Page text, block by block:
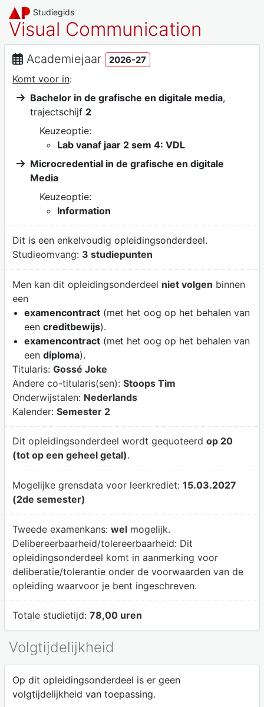
Studiegids
Visual Communication
Academiejaar 2026-27
Komt voor in:
Bachelor in de grafische en digitale media,
trajectschijf 2
Keuzeoptie:
Lab vanaf jaar 2 sem 4: VDL
Microcredential in de grafische en digitale
Media
Keuzeoptie:
Information
Dit is een enkelvoudig opleidingsonderdeel.
Studieomvang: 3 studiepunten
Men kan dit opleidingsonderdeel niet volgen binnen
een
examencontract(met het oog op het behalen van
een creditbewijs).
examencontract(met het oog op het behalen van
een diploma).
Titularis: Gossé Joke
Andere co-titularis(sen): Stoops Tim
Onderwijstalen: Nederlands
Kalender: Semester 2
Dit opleidingsonderdeel wordt gequoteerd op 20
(tot op een geheel getal).
Mogelijke grensdata voor leerkrediet: 15.03.2027
(2de semester)
Tweede examenkans: welmogelijk.
Delibereerbaarheid/tolereerbaarheid: Dit
opleidingsonderdeel komt in aanmerking voor
deliberatie/tolerantie onder de voorwaarden van de
opleiding waarvoor je bent ingeschreven.
Totale studietijd: 78,00 uren
Volgtijdelijkheid
Op dit opleidingsonderdeel is er geen
volgtijdelijkheid van toepassing.